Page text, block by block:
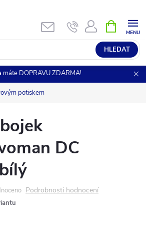
HLEDAT
NÁKUPNÍ
KOŠÍK
DOPRAVU ZDARMA!
potiskem
DC
Podrobnosti hodnocení